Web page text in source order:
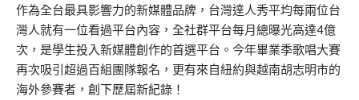
作為全台最具影響力的新媒體品牌，台灣達人秀平均每兩位台
灣人就有一位看過平台內容，全社群平台每月總曝光高達4億
次，是學生投入新媒體創作的首選平台。今年畢業季歌唱大賽
再次吸引超過百組團隊報名，更有來自紐約與越南胡志明市的
海外參賽者，創下歷屆新紀錄！